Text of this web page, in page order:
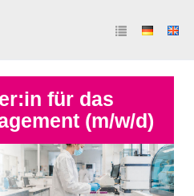
für das
(m/w/d)